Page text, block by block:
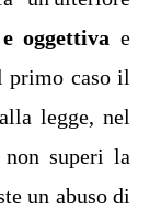
oggettiva e
primo caso il
legge, nel
non superi la
un abuso di